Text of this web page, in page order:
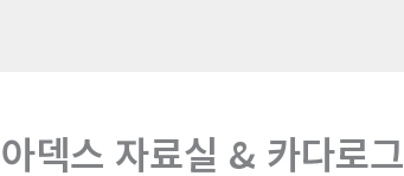
아덱스 자료실 & 카다로그